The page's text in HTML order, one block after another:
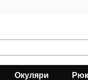
Окуляри